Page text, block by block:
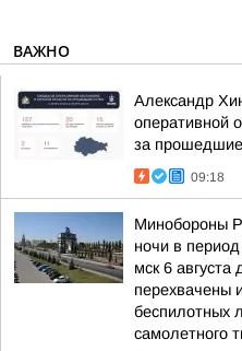
ВАЖНО
Александр
оперативной
за прошедшие
09:18
Минобороны
ночи в
мск 6
перехвачены
беспилотных
самолетного